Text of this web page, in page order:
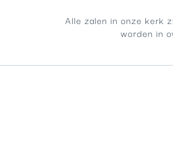
Alle zalen in onze kerk
worden in